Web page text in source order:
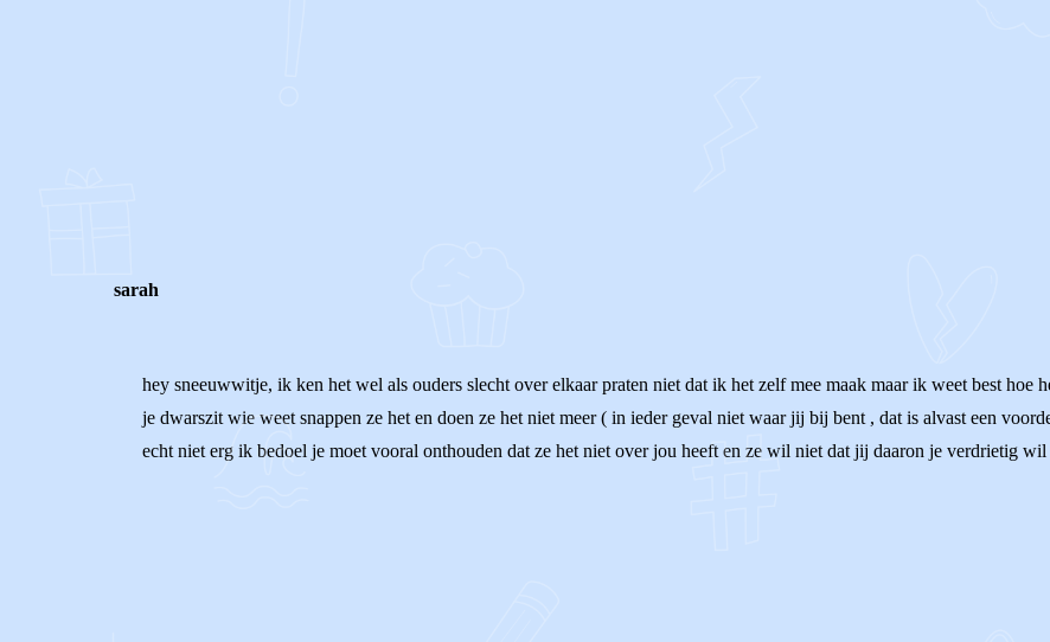
sarah
hey sneeuwwitje, ik ken het wel als ouders slecht over elkaar praten niet dat ik het zelf mee maak maar ik weet best hoe
je dwarszit wie weet snappen ze het en doen ze het niet meer ( in ieder geval niet waar jij bij bent , dat is alvast een
echt niet erg ik bedoel je moet vooral onthouden dat ze het niet over jou heeft en ze wil niet dat jij daaron je verdrietig